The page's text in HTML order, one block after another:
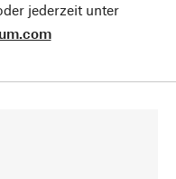
jederzeit unter